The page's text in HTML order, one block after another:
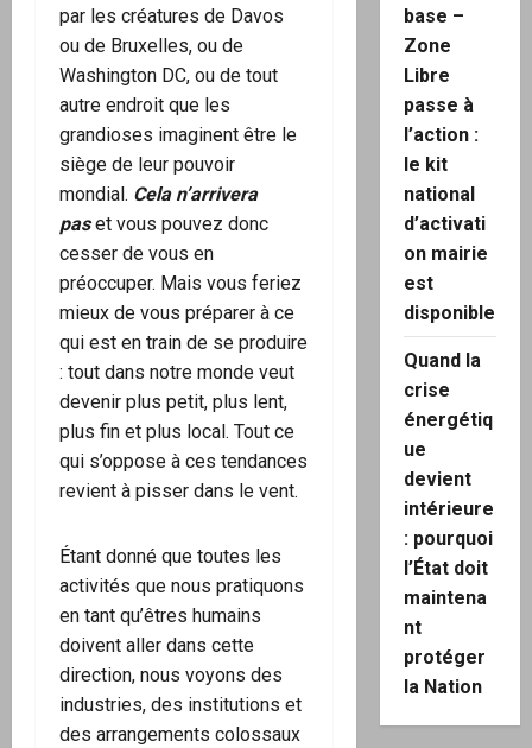
par les créatures de Davos
ou de Bruxelles, ou de
Washington DC, ou de tout
autre endroit que les
grandioses imaginent être le
siège de leur pouvoir
mondial. Cela n’arrivera
paset vous pouvez donc
cesser de vous en
préoccuper. Mais vous feriez
mieux de vous préparer à ce
qui est en train de se produire
: tout dans notre monde veut
devenir plus petit, plus lent,
plus fin et plus local. Tout ce
qui s’oppose à ces tendances
revient à pisser dans le vent.
Étant donné que toutes les
activités que nous pratiquons
en tant qu’êtres humains
doivent aller dans cette
direction, nous voyons des
industries, des institutions et
des arrangements colossaux
base –
Zone
Libre
passe à
l’action :
le kit
national
d’activati
on mairie
est
disponible
Quand la
crise
énergétiq
ue
devient
intérieure
: pourquoi
l’État doit
maintena
nt
protéger
la Nation